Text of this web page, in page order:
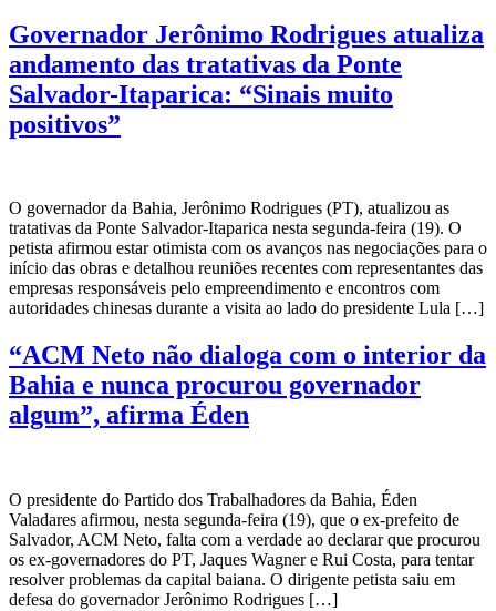
Governador Jerônimo Rodrigues atualiza
andamento das tratativas da Ponte
Salvador-Itaparica: “Sinais muito
positivos”
O governador da Bahia, Jerônimo Rodrigues (PT), atualizou as
tratativas da Ponte Salvador-Itaparica nesta segunda-feira (19). O
petista afirmou estar otimista com os avanços nas negociações para o
início das obras e detalhou reuniões recentes com representantes das
empresas responsáveis pelo empreendimento e encontros com
autoridades chinesas durante a visita ao lado do presidente Lula […]
“ACM Neto não dialoga com o interior da
Bahia e nunca procurou governador
algum”, afirma Éden
O presidente do Partido dos Trabalhadores da Bahia, Éden
Valadares afirmou, nesta segunda-feira (19), que o ex-prefeito de
Salvador, ACM Neto, falta com a verdade ao declarar que procurou
os ex-governadores do PT, Jaques Wagner e Rui Costa, para tentar
resolver problemas da capital baiana. O dirigente petista saiu em
defesa do governador Jerônimo Rodrigues […]